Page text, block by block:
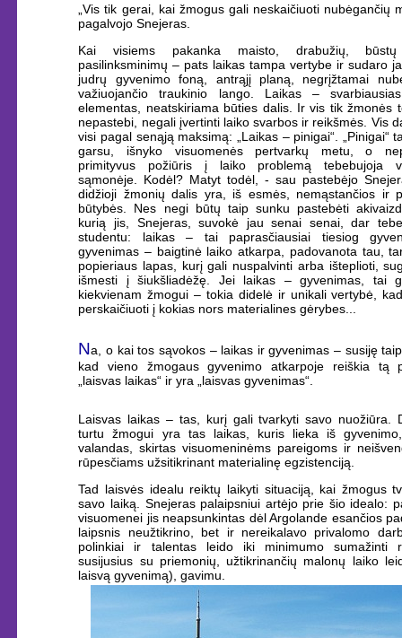
„Vis tik gerai, kai žmogus gali neskaičiuoti nubėgančių
pagalvojo Snejeras.
Kai visiems pakanka maisto, drabužių,
pasilinksminimų – pats laikas tampa vertybe ir sudaro
judrų gyvenimo foną, antrąjį planą, negrįžtamai
važiuojančio traukinio lango. Laikas –
elementas, neatskiriama būties dalis. Ir vis tik žmonės
nepastebi, negali įvertinti laiko svarbos ir reikšmės. Vis
visi pagal senąją maksimą: „Laikas – pinigai“. „Pinigai“
garsu, išnyko visuomenės pertvarkų metu, o
primityvus požiūris į laiko problemą tebebujoja
sąmonėje. Kodėl? Matyt todėl, - sau pastebėjo
didžioji žmonių dalis yra, iš esmės, nemąstančios ir
būtybės. Nes negi būtų taip sunku pastebėti
kurią jis, Snejeras, suvokė jau senai senai, dar
studentu: laikas – tai paprasčiausiai tiesiog
gyvenimas – baigtinė laiko atkarpa, padovanota tau,
popieriaus lapas, kurį gali nuspalvinti arba išteplioti,
išmesti į šiukšliadėžę. Jei laikas – gyvenimas, tai
kiekvienam žmogui – tokia didelė ir unikali vertybė,
perskaičiuoti į kokias nors materialines gėrybes...
Na, o kai tos sąvokos – laikas ir gyvenimas – susiję
kad vieno žmogaus gyvenimo atkarpoje reiškia tą
„laisvas laikas“ ir yra „laisvas gyvenimas“.
Laisvas laikas – tas, kurį gali tvarkyti savo nuožiūra.
turtu žmogui yra tas laikas, kuris lieka iš
valandas, skirtas visuomeninėms pareigoms ir
rūpesčiams užsitikrinant materialinę egzistenciją.
Tad laisvės idealu reiktų laikyti situaciją, kai žmogus
savo laiką. Snejeras palaipsniui artėjo prie šio idealo:
visuomenei jis neapsunkintas dėl Argolande esančios
laipsnis neužtikrino, bet ir nereikalavo privalomo
polinkiai ir talentas leido iki minimumo sumažinti
susijusius su priemonių, užtikrinančių malonų laiko
laisvą gyvenimą), gavimu.